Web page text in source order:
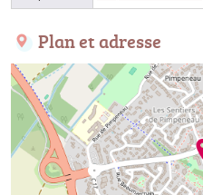
Plan et adresse